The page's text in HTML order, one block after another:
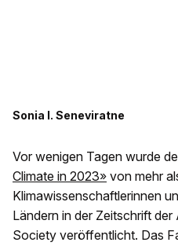
Sonia I. Seneviratne
Vor wenigen Tagen wurde
Climate in 2023» von mehr
Klimawissenschaftlerinnen
Ländern in der Zeitschrift
Society veröffentlicht. Das